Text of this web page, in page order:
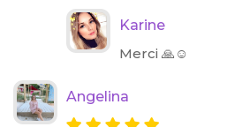
Karine
Merci 🙏☺️
Angelina